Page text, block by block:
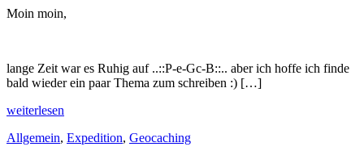
Moin moin,
lange Zeit war es Ruhig auf ..::P-e-Gc-B::.. aber ich hoffe ich finde
bald wieder ein paar Thema zum schreiben :) […]
„kleine
Veränderung“
weiterlesen
Allgemein, Expedition, Geocaching